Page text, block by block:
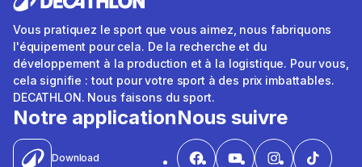
Vous pratiquez le sport que vous aimez, nous fabriquons
l'équipement pour cela. De la recherche et du
développement à la production et à la logistique. Pour vous,
cela signifie : tout pour votre sport à des prix imbattables.
DECATHLON. Nous faisons du sport.
Notre application
Download
Nous suivre